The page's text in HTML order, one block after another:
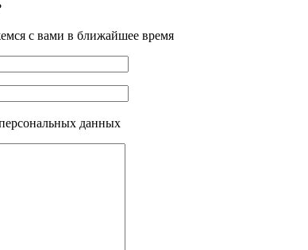
с вами в ближайшее время
данных